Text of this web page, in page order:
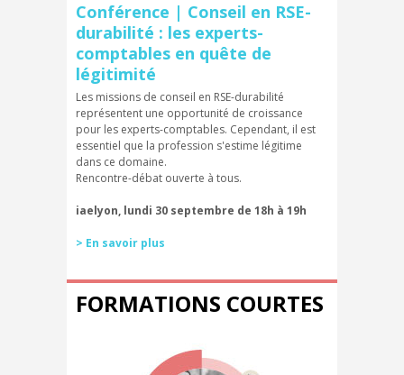
Conférence | Conseil en RSE-
durabilité : les experts-
comptables en quête de
légitimité
Les missions de conseil en RSE-durabilité
représentent une opportunité de croissance
pour les experts-comptables. Cependant, il est
essentiel que la profession s'estime légitime
dans ce domaine.
Rencontre-débat ouverte à tous.
iaelyon, lundi 30 septembre de 18h à 19h
> En savoir plus
FORMATIONS COURTES